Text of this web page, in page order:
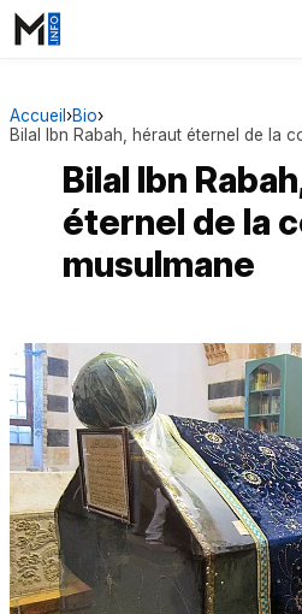
Accueil ›Bio›
Bilal Ibn Rabah, héraut éternel de la
Bilal Ibn
éternel de la
musulmane